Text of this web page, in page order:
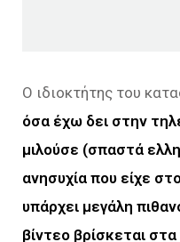
Ο ιδιοκτήτης του
όσα έχω δει στην
μιλούσε (σπαστά
ανησυχία που είχε
υπάρχει μεγάλη
βίντεο βρίσκεται